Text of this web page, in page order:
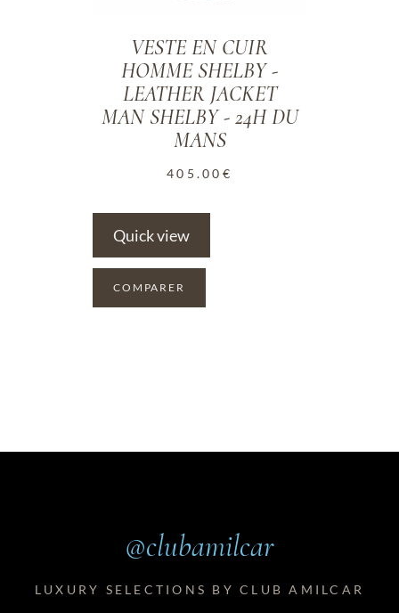
VESTE EN CUIR
HOMME SHELBY -
LEATHER JACKET
MAN SHELBY - 24H DU
MANS
405.00 €
Quick view
COMPARER
@clubamilcar
LUXURY SELECTIONS BY CLUB AMILCAR